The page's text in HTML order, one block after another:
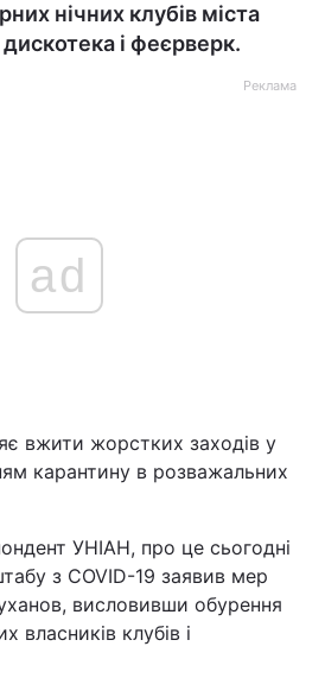
нічних клубів міста
і феєрверк.
Реклама
ad
вжити жорстких заходів у
карантину в розважальних
УНІАН, про це сьогодні
з COVID-19 заявив мер
висловивши обурення
власників клубів і